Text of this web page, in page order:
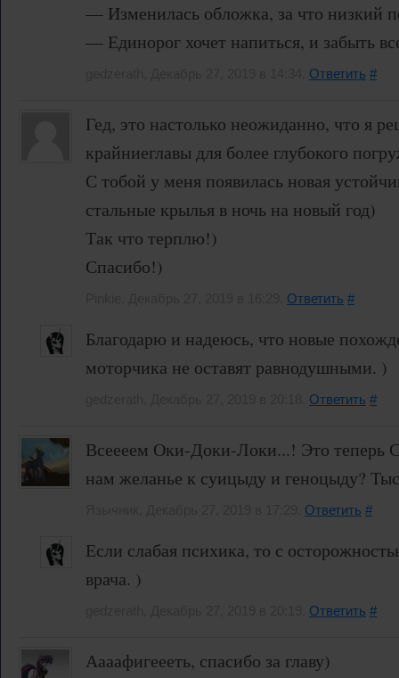
— Изменилась обложка, за что низкий
— Единорог хочет напиться, и забыть
Ответить #
Гед, это настолько неожиданно, что я
крайниеглавы для более глубокого
С тобой у меня появилась новая
стальные крылья в ночь на новый год)
Так что терплю!)
Спасибо!)
Ответить #
Благодарю и надеюсь, что новые
моторчика не оставят равнодушными. )
Ответить #
Всеееем Оки-Доки-Локи...! Это теперь
нам желанье к суицыду и геноцыду?
Ответить #
Если слабая психика, то с
врача. )
Ответить #
Аааафигеееть, спасибо за главу)